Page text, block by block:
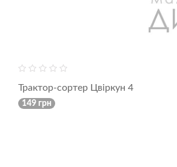
Трактор-сортер Цвіркун 4
149 грн